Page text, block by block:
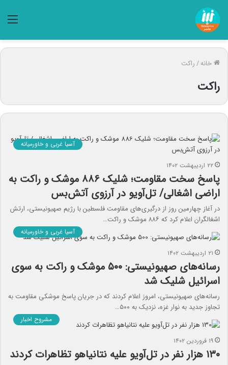
خانه/راکت
راکت
آسیا غربی و خاورمیانه
۲۲ اردیبهشت ۱۴۰۲
پاسخ سخت مقاومت؛ شلیک ۸۸۶ موشک و راکت به
اراضی اشغالی/ تل‌آویو در آرزوی آتش‌بس
در آغاز چهارمین روز از درگیری‌های مقاومت فلسطین با رژیم صهیونیستی، ارتش
اشغالگران اعلام کرد که ۸۸۶ موشک و راکت…
آسیا غربی و خاورمیانه
۲۱ اردیبهشت ۱۴۰۲
رسانه‌های صهیونیستی: ۵۰۰ موشک و راکت به سوی
اسرائیل شلیک شد
رسانه‌های صهیونیستی، امروز اعلام کردند که در جریان پاسخ موشکی مقاومت به
تجاوز جدید به نوار غزه، نزدیک به ۵۰۰…
مشروح اخبار
۱۹ فروردین ۱۴۰۲
۱۳۰ هزار نفر در تل‌آویو علیه نتانیاهو تظاهرات کردند